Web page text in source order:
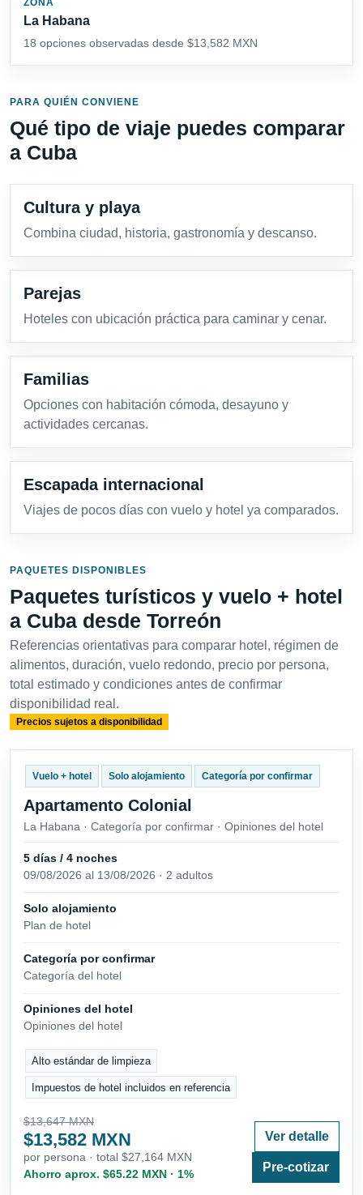
La Habana
18 opciones observadas desde $13,582 MXN
PARA QUIÉN CONVIENE
Qué tipo de viaje puedes comparar
a Cuba
Cultura y playa
Combina ciudad, historia, gastronomía y descanso.
Parejas
Hoteles con ubicación práctica para caminar y cenar.
Familias
Opciones con habitación cómoda, desayuno y
actividades cercanas.
Escapada internacional
Viajes de pocos días con vuelo y hotel ya comparados.
PAQUETES DISPONIBLES
Paquetes turísticos y vuelo + hotel
a Cuba desde Torreón
Referencias orientativas para comparar hotel, régimen de
alimentos, duración, vuelo redondo, precio por persona,
total estimado y condiciones antes de confirmar
disponibilidad real.
Precios sujetos a disponibilidad
Vuelo + hotel Solo alojamiento Categoría por confirmar
Apartamento Colonial
La Habana · Categoría por confirmar · Opiniones del hotel
5 días / 4 noches
09/08/2026 al 13/08/2026 · 2 adultos
Solo alojamiento
Plan de hotel
Categoría por confirmar
Categoría del hotel
Opiniones del hotel
Opiniones del hotel
Alto estándar de limpieza
Impuestos de hotel incluidos en referencia
$13,647 MXN
$13,582 MXN
por persona · total $27,164 MXN
Ahorro aprox. $65.22 MXN · 1%
Ver detalle
Pre-cotizar